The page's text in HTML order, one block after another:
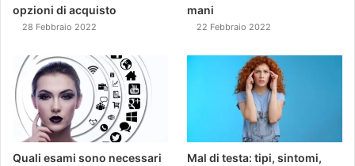
opzioni di acquisto
28 Febbraio 2022
mani
22 Febbraio 2022
Quali esami sono necessari
Mal di testa: tipi, sintomi,